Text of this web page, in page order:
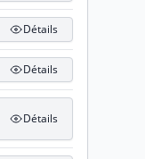
Détails
Détails
Détails